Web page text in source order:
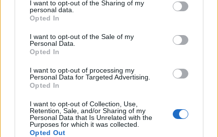
I want to opt-out of the Sharing of my
personal data.
Opted In
I want to opt-out of the Sale of my
Personal Data.
Opted In
I want to opt-out of processing my
Personal Data for Targeted Advertising.
Opted In
I want to opt-out of Collection, Use,
Retention, Sale, and/or Sharing of my
Personal Data that Is Unrelated with the
Purposes for which it was collected.
Opted Out
Contratos EDP
Dispositivos Via Verde
Máquina de Venda de Selos
Pagamento por multibanco
Serviço de Fotocópias
Telegramas
Validação de Documentos